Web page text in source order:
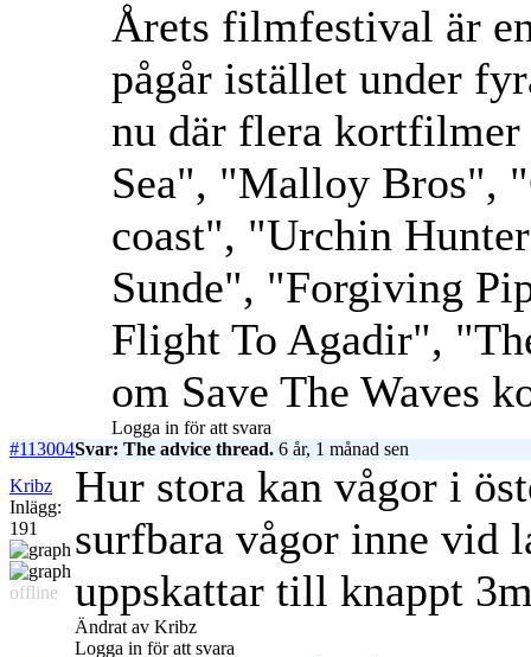
Årets filmfestival är
pågår istället under
nu där flera
Sea", "Malloy Bros",
coast", "Urchin
Sunde", "Forgiving
Flight To Agadir",
om Save The Waves
Logga in för att svara
#113004Svar: The advice thread. 6 år, 1 månad sen
Kribz
Inlägg:
191
offline
Hur stora kan vågor i
surfbara vågor inne vid
uppskattar till knappt
Ändrat av Kribz
Logga in för att svara